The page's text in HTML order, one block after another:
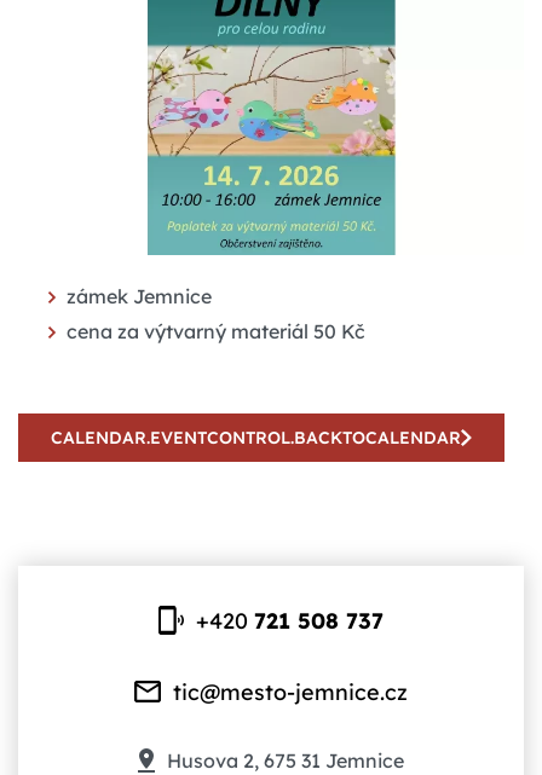
zámek Jemnice
cena za výtvarný materiál 50 Kč
CALENDAR.EVENTCONTROL.BACKTOCALENDAR
+420721 508 737
tic@mesto-jemnice.cz
Husova 2, 675 31 Jemnice